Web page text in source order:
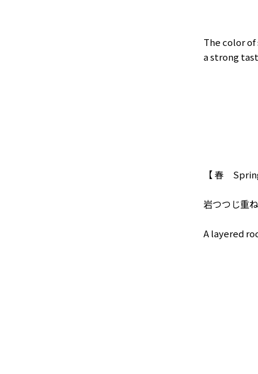
The color
a strong
【 春
岩つつじ重
A layered